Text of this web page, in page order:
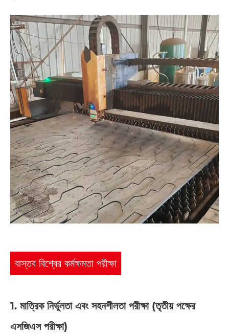
বাস্তব বিশ্বের কর্মক্ষমতা পরীক্ষা
1. মাত্রিক নির্ভুলতা এবং সহনশীলতা পরীক্ষা (তৃতীয় পক্ষের
এসজিএস পরীক্ষা)